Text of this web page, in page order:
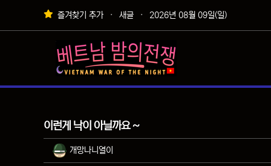
상단 네비 즐겨찾기 추가 새글 2026년 08월 09일(일)
가라오케후기
이런게 낙이 아닐까요 ~
작성자 정보
개망나니열이